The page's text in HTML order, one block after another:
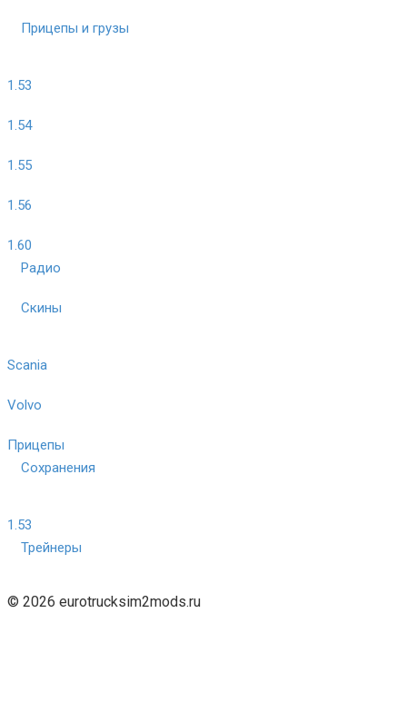
Прицепы и грузы
1.53
1.54
1.55
1.56
1.60
Радио
Скины
Scania
Volvo
Прицепы
Сохранения
1.53
Трейнеры
© 2026 eurotrucksim2mods.ru